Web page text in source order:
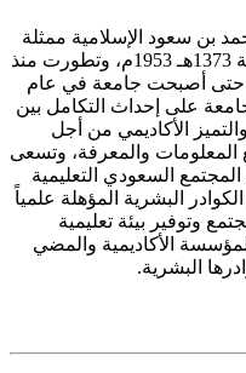
بن سعود الإسلامية ممثلة
في كلية الشريعة في سنة 1373هـ 1953م، وتطورت منذ
حتى أصبحت جامعة في عام
الجامعة على إحداث التكامل بين
والتميز الأكاديمي من أجل
المعلومات والمعرفة، وتسعى
السعودي التعليمية
البشرية المؤهلة علمياً
وتوفير بيئة تعليمية
الأكاديمية والمضي
البشرية.